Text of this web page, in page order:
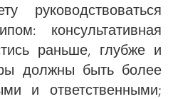
руководствоваться
консультативная
раньше, глубже и
должны быть более
и ответственными;